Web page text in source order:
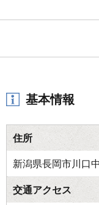
基本情報
住所
新潟県長岡市川口
交通アクセス